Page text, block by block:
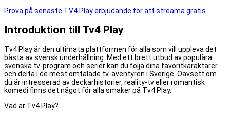
Prova på senaste TV4 Play erbjudande för att streama gratis
Introduktion till Tv4 Play
Tv4 Play är den ultimata plattformen för alla som vill uppleva det
bästa av svensk underhållning. Med ett brett utbud av populära
svenska tv-program och serier kan du följa dina favoritkaraktärer
och delta i de mest omtalade tv-äventyren i Sverige. Oavsett om
du är intresserad av deckarhistorier, reality-tv eller romantisk
komedi finns det något för alla smaker på Tv4 Play.
Vad är Tv4 Play?